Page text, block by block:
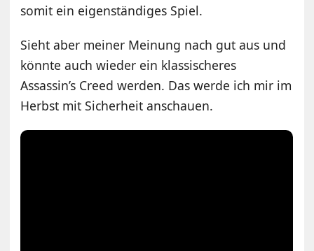
somit ein eigenständiges Spiel.
Sieht aber meiner Meinung nach gut aus und
könnte auch wieder ein klassischeres
Assassin’s Creed werden. Das werde ich mir im
Herbst mit Sicherheit anschauen.